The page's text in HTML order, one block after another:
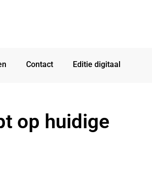
Contact Editie digitaal
op huidige